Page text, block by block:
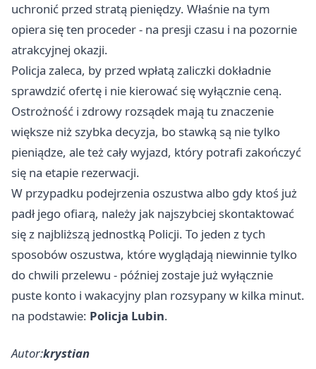
uchronić przed stratą pieniędzy. Właśnie na tym
opiera się ten proceder - na presji czasu i na pozornie
atrakcyjnej okazji.
Policja zaleca, by przed wpłatą zaliczki dokładnie
sprawdzić ofertę i nie kierować się wyłącznie ceną.
Ostrożność i zdrowy rozsądek mają tu znaczenie
większe niż szybka decyzja, bo stawką są nie tylko
pieniądze, ale też cały wyjazd, który potrafi zakończyć
się na etapie rezerwacji.
W przypadku podejrzenia oszustwa albo gdy ktoś już
padł jego ofiarą, należy jak najszybciej skontaktować
się z najbliższą jednostką Policji. To jeden z tych
sposobów oszustwa, które wyglądają niewinnie tylko
do chwili przelewu - później zostaje już wyłącznie
puste konto i wakacyjny plan rozsypany w kilka minut.
na podstawie: Policja Lubin.
Autor:krystian